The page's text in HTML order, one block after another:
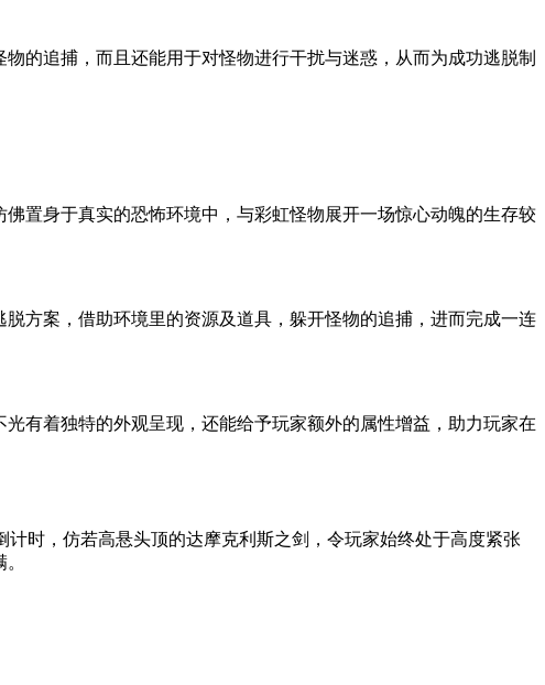
的追捕，而且还能用于对怪物进行干扰与迷惑，从而为成功逃脱制
置身于真实的恐怖环境中，与彩虹怪物展开一场惊心动魄的生存较
方案，借助环境里的资源及道具，躲开怪物的追捕，进而完成一连
有着独特的外观呈现，还能给予玩家额外的属性增益，助力玩家在
时，仿若高悬头顶的达摩克利斯之剑，令玩家始终处于高度紧张